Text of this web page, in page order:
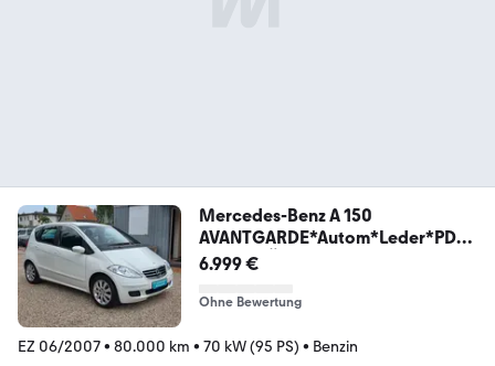
Mercedes-Benz A 150
AVANTGARDE*Autom*Leder*PDC
*Sitzh.*TÜV NEU*
6.999 €
Ohne Bewertung
EZ 06/2007• 80.000 km • 70 kW (95 PS) • Benzin